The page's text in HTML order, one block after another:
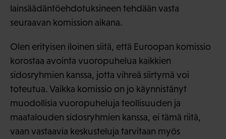
lainsäädäntöehdotuksineen tehdään vasta
seuraavan komission aikana.
Olen erityisen iloinen siitä, että Euroopan komissio
korostaa avointa vuoropuhelua kaikkien
sidosryhmien kanssa, jotta vihreä siirtymä voi
toteutua. Vaikka komissio on jo käynnistänyt
muodollisia vuoropuheluja teollisuuden ja
maatalouden sidosryhmien kanssa, ei tämä riitä,
vaan vastaavia keskusteluja tarvitaan myös